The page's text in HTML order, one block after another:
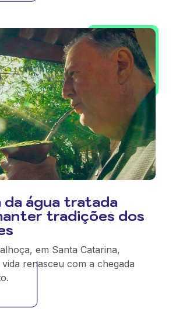
da água tratada
tradições dos
em Santa Catarina,
renasceu com a chegada